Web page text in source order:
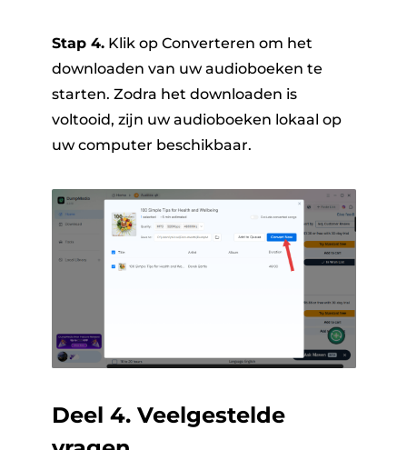
Stap 4.Klik op Converteren om het
downloaden van uw audioboeken te
starten. Zodra het downloaden is
voltooid, zijn uw audioboeken lokaal op
uw computer beschikbaar.
Deel 4. Veelgestelde